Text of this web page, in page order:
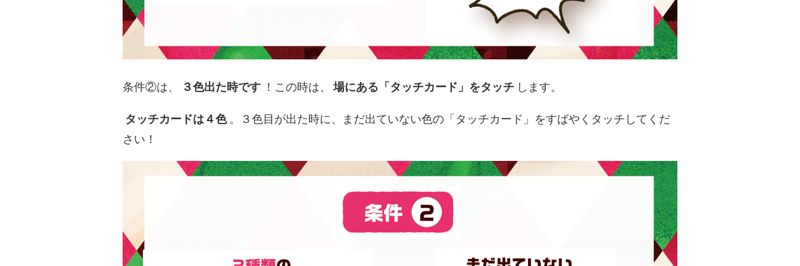
条件②は、 ３色出た時です ！この時は、 場にある「タッチカード」をタッチ します。
タッチカードは４色 。３色目が出た時に、まだ出ていない色の「タッチカード」をすばやくタッチしてくだ
さい！